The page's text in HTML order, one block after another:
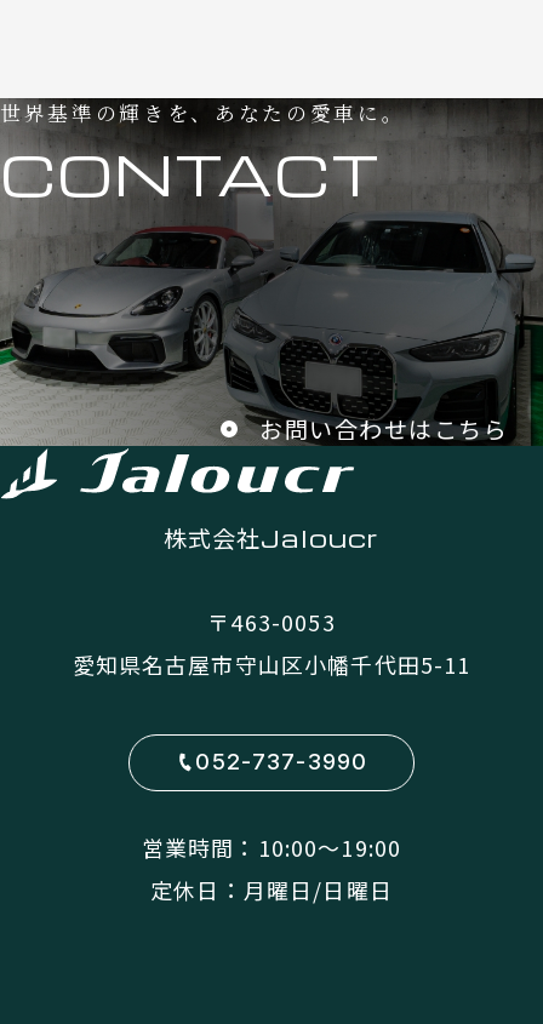
世界基準の輝きを、あなたの愛車に。
CONTACT
お問い合わせはこちら
株式会社Jaloucr
〒463-0053
愛知県名古屋市守山区小幡千代田5-11
052-737-3990
営業時間：10:00〜19:00
定休日：月曜日/日曜日